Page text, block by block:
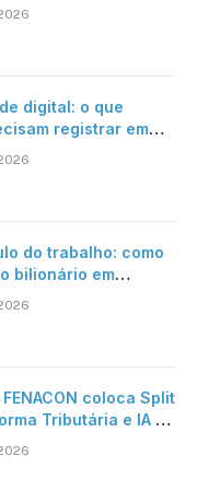
digital: o que
registrar em
do trabalho: como
bilionário em
da inteligência
coloca Split
Tributária e IA no